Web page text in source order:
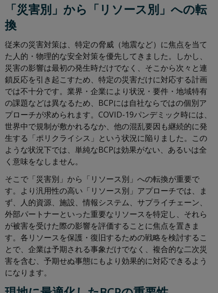
「災害別」から「リソース別」への転
換
従来の災害対策は、特定の脅威（地震など）に焦点を当て
た人的・物理的な安全対策を優先してきました。しかし、
災害の影響は最初の発生時だけでなく、そこから次々と連
鎖反応を引き起こすため、特定の災害だけに対応する計画
では不十分です。業界・企業により状況・要件・地域特有
の課題などは異なるため、BCPには自社ならではの個別ア
プローチが求められます。COVID-19パンデミック時には、
世界中で規制が敷かれるなか、他の混乱要因も継続的に発
生する「ポリクライシス」という状況に陥りました。この
ような状況下では、単純なBCPは効果がない、あるいは全
く意味をなしません。
そこで「災害別」から「リソース別」への転換が重要で
す。より汎用性の高い「リソース別」アプローチでは、ま
ず、人的資源、施設、情報システム、サプライチェーン、
外部パートナーといった重要なリソースを特定し、それら
が被害を受けた際の影響を評価することに焦点を置きま
す。各リソースを保護・復旧するための戦略を検討するこ
とで、企業は予期される事象だけでなく、複合的な二次災
害を含む、予期せぬ事態にもより効果的に対応できるよう
になります。